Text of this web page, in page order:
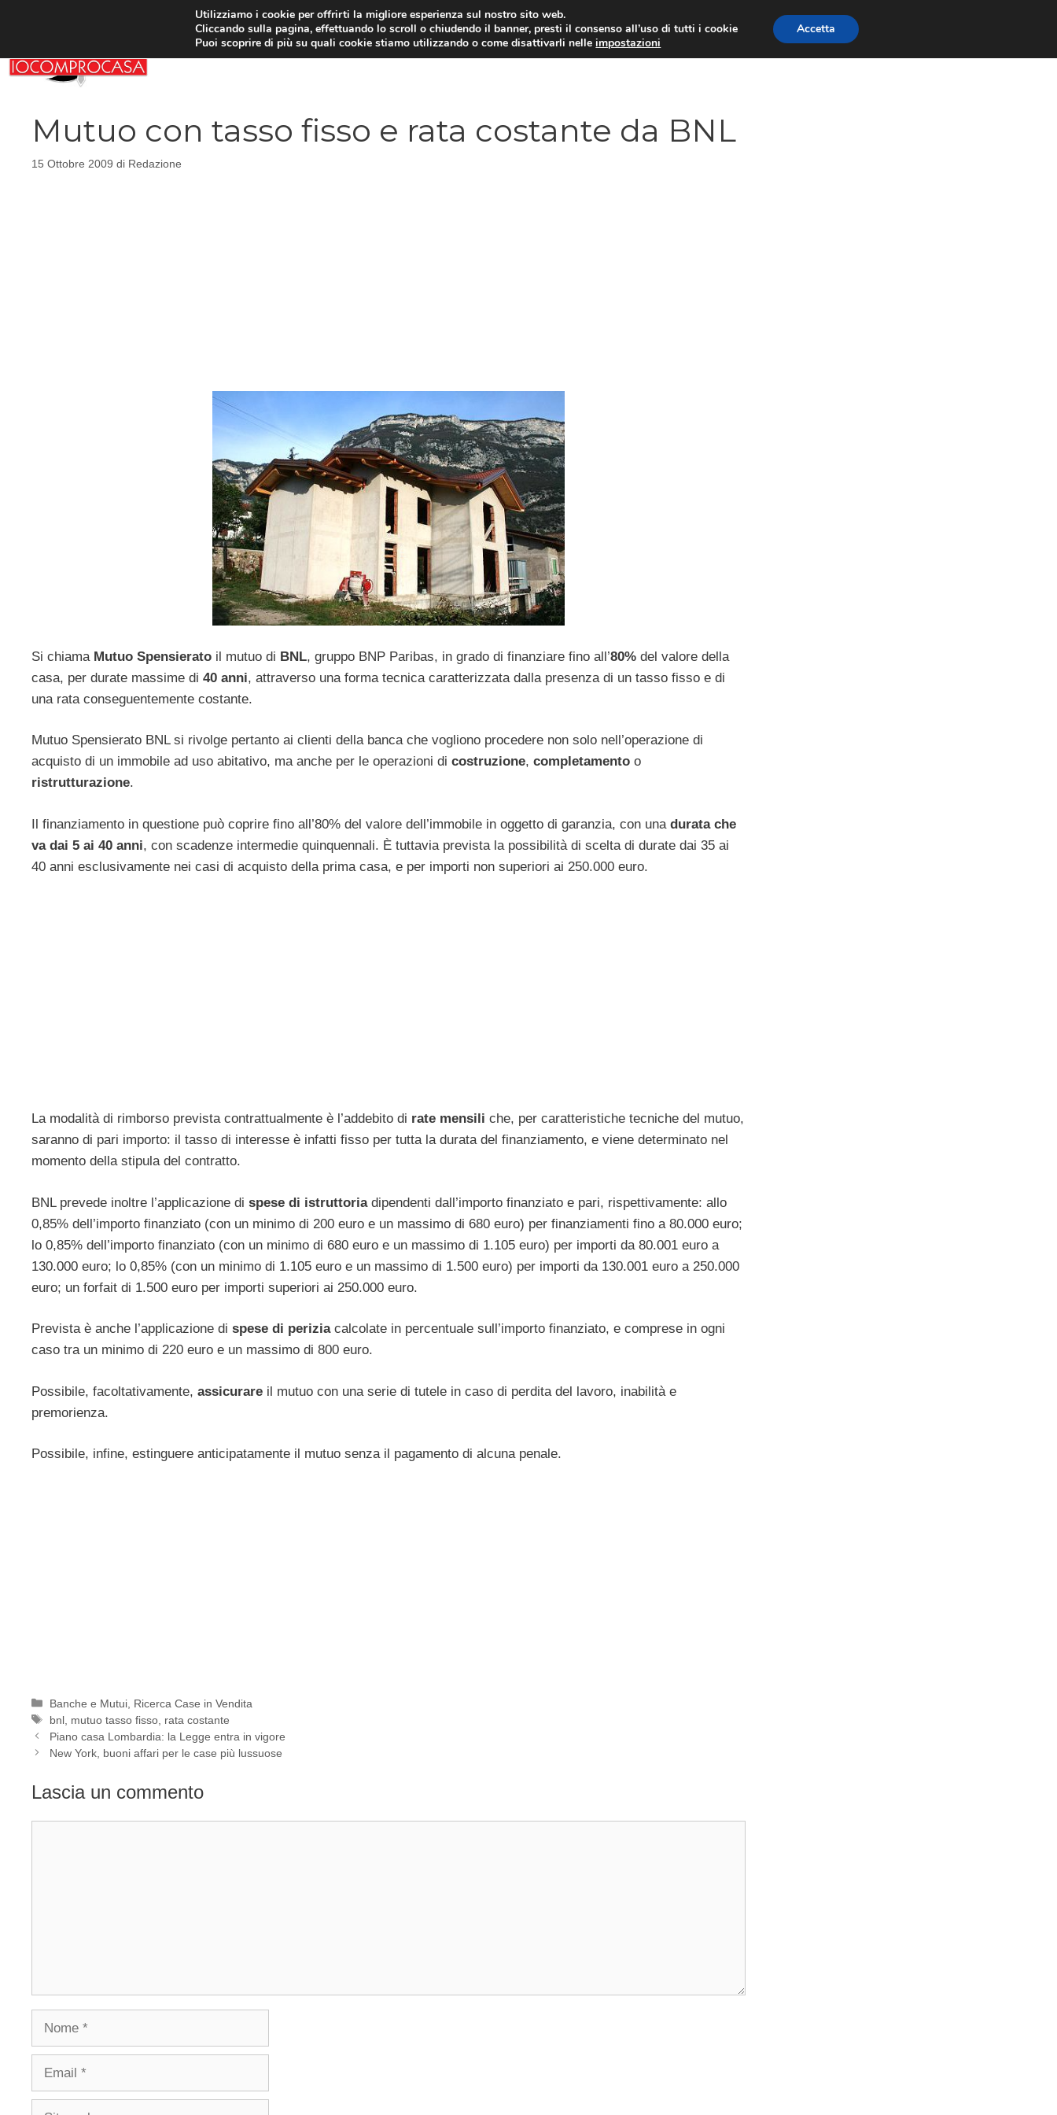
MUTUI AGEVOLAZIONI MERCATO ITALIANO
Mutuo con tasso fisso e rata costante da BNL
15 Ottobre 2009 di Redazione
Si chiama Mutuo Spensierato il mutuo di BNL, gruppo BNP Paribas, in grado di finanziare fino all’80% del valore della
casa, per durate massime di 40 anni, attraverso una forma tecnica caratterizzata dalla presenza di un tasso fisso e di
una rata conseguentemente costante.
Mutuo Spensierato BNL si rivolge pertanto ai clienti della banca che vogliono procedere non solo nell’operazione di
acquisto di un immobile ad uso abitativo, ma anche per le operazioni di costruzione, completamento o
ristrutturazione.
Il finanziamento in questione può coprire fino all’80% del valore dell’immobile in oggetto di garanzia, con una durata che
va dai 5 ai 40 anni, con scadenze intermedie quinquennali. È tuttavia prevista la possibilità di scelta di durate dai 35 ai
40 anni esclusivamente nei casi di acquisto della prima casa, e per importi non superiori ai 250.000 euro.
La modalità di rimborso prevista contrattualmente è l’addebito di rate mensili che, per caratteristiche tecniche del mutuo,
saranno di pari importo: il tasso di interesse è infatti fisso per tutta la durata del finanziamento, e viene determinato nel
momento della stipula del contratto.
BNL prevede inoltre l’applicazione di spese di istruttoriadipendenti dall’importo finanziato e pari, rispettivamente: allo
0,85% dell’importo finanziato (con un minimo di 200 euro e un massimo di 680 euro) per finanziamenti fino a 80.000 euro;
lo 0,85% dell’importo finanziato (con un minimo di 680 euro e un massimo di 1.105 euro) per importi da 80.001 euro a
130.000 euro; lo 0,85% (con un minimo di 1.105 euro e un massimo di 1.500 euro) per importi da 130.001 euro a 250.000
euro; un forfait di 1.500 euro per importi superiori ai 250.000 euro.
Prevista è anche l’applicazione di spese di periziacalcolate in percentuale sull’importo finanziato, e comprese in ogni
caso tra un minimo di 220 euro e un massimo di 800 euro.
Possibile, facoltativamente, assicurare il mutuo con una serie di tutele in caso di perdita del lavoro, inabilità e
premorienza.
Possibile, infine, estinguere anticipatamente il mutuo senza il pagamento di alcuna penale.
Categorie
Banche e Mutui Ricerca Case in Vendita
Tag
bnl mutuo tasso fisso rata costante
Piano casa Lombardia: la Legge entra in vigore
New York, buoni affari per le case più lussuose
Lascia un commento
Nome
Email
Sito
Utilizziamo i cookie per offrirti la migliore esperienza sul nostro sito web.
Cliccando sulla pagina, effettuando lo scroll o chiudendo il banner, presti il consenso all’uso di tutti i cookie
Puoi scoprire di più su quali cookie stiamo utilizzando o come disattivarli nelleimpostazioni
Accetta